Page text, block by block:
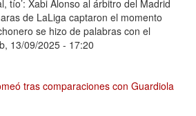
tío’: Xabi Alonso al árbitro del Madrid
de LaLiga captaron el momento
se hizo de palabras con el
13/09/2025 - 17:20